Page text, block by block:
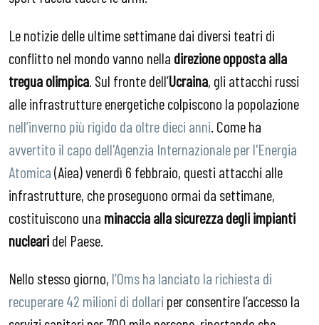
Le notizie delle ultime settimane dai diversi teatri di
conflitto nel mondo vanno nella direzione opposta alla
tregua olimpica . Sul fronte dell’Ucraina, gli attacchi russi
alle infrastrutture energetiche colpiscono la popolazione
nell’inverno più rigido da oltre dieci anni . Come ha
avvertito il capo dell'Agenzia Internazionale per l'Energia
Atomica(Aiea) venerdì 6 febbraio, questi attacchi alle
infrastrutture, che proseguono ormai da settimane,
costituiscono una minaccia alla sicurezza degli impianti
nuclearidel Paese.
Nello stesso giorno, l’Oms ha lanciato la richiesta di
recuperare 42 milioni di dollari per consentire l’accesso la